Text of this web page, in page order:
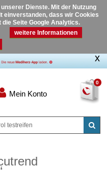
Dienste. Mit der Nutzung
einverstanden, dass wir Cookies
Seite Google Analytics.
weitere Informationen
0
Mein Konto